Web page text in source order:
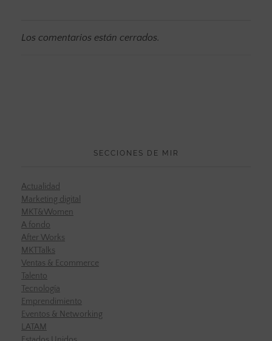
Los comentarios están cerrados.
SECCIONES DE MIR
Actualidad
Marketing digital
MKT&Women
A fondo
After Works
MKTTalks
Ventas & Ecommerce
Talento
Tecnología
Emprendimiento
Eventos & Networking
LATAM